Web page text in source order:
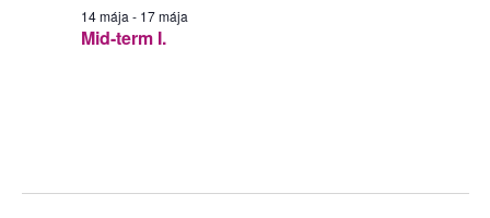
Mid-term I.
14 mája - 17 mája